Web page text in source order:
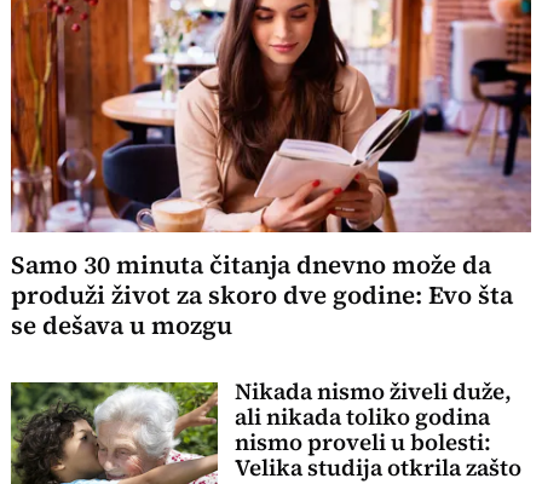
Samo 30 minuta čitanja dnevno može da
produži život za skoro dve godine: Evo šta
se dešava u mozgu
Nikada nismo živeli duže,
ali nikada toliko godina
nismo proveli u bolesti:
Velika studija otkrila zašto